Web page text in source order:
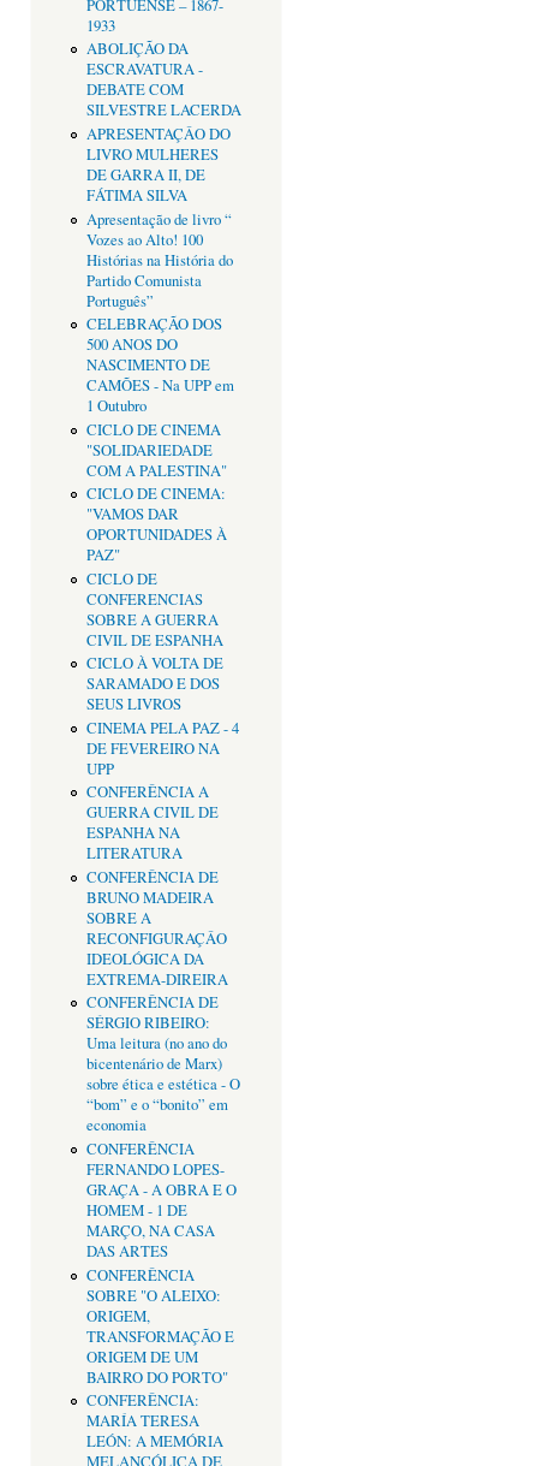
PORTUENSE – 1867-
1933
ABOLIÇÃO DA
ESCRAVATURA -
DEBATE COM
SILVESTRE LACERDA
APRESENTAÇÂO DO
LIVRO MULHERES
DE GARRA II, DE
FÁTIMA SILVA
Apresentação de livro “
Vozes ao Alto! 100
Histórias na História do
Partido Comunista
Português”
CELEBRAÇÃO DOS
500 ANOS DO
NASCIMENTO DE
CAMÕES - Na UPP em
1 Outubro
CICLO DE CINEMA
"SOLIDARIEDADE
COM A PALESTINA"
CICLO DE CINEMA:
"VAMOS DAR
OPORTUNIDADES À
PAZ"
CICLO DE
CONFERENCIAS
SOBRE A GUERRA
CIVIL DE ESPANHA
CICLO À VOLTA DE
SARAMADO E DOS
SEUS LIVROS
CINEMA PELA PAZ - 4
DE FEVEREIRO NA
UPP
CONFERÊNCIA A
GUERRA CIVIL DE
ESPANHA NA
LITERATURA
CONFERÊNCIA DE
BRUNO MADEIRA
SOBRE A
RECONFIGURAÇÂO
IDEOLÓGICA DA
EXTREMA-DIREIRA
CONFERÊNCIA DE
SÉRGIO RIBEIRO:
Uma leitura (no ano do
bicentenário de Marx)
sobre ética e estética - O
“bom” e o “bonito” em
economia
CONFERÊNCIA
FERNANDO LOPES-
GRAÇA - A OBRA E O
HOMEM - 1 DE
MARÇO, NA CASA
DAS ARTES
CONFERÊNCIA
SOBRE "O ALEIXO:
ORIGEM,
TRANSFORMAÇÃO E
ORIGEM DE UM
BAIRRO DO PORTO"
CONFERÊNCIA:
MARÍA TERESA
LEÓN: A MEMÓRIA
MELANCÓLICA DE